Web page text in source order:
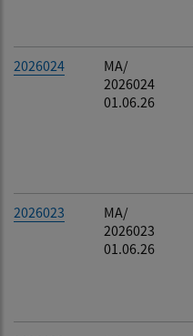
2026024
MA/
2026024
01.06.26
2026023
MA/
2026023
01.06.26